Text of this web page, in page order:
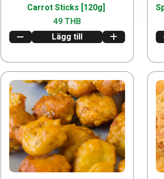
Carrot Sticks [120g]
49 THB
Lägg till